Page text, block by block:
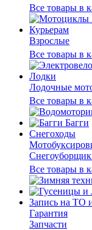
Все товары в
Курьерам
Взрослые
Все товары в
Лодки
Лодочные
Все товары в
Багги
Снегоходы
Все товары в
Запись на ТО
Гарантия
Запчасти